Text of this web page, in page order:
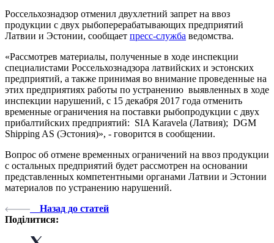
Россельхознадзор отменил двухлетний запрет на ввоз
продукции с двух рыбоперерабатывающих предприятий
Латвии и Эстонии, сообщает пресс-служба ведомства.
«Рассмотрев материалы, полученные в ходе инспекции
специалистами Россельхознадзора латвийских и эстонских
предприятий, а также принимая во внимание проведенные на
этих предприятиях работы по устранению выявленных в ходе
инспекции нарушений, с 15 декабря 2017 года отменить
временные ограничения на поставки рыбопродукции с двух
прибалтийских предприятий: SIA Karavela (Латвия); DGM
Shipping AS (Эстония)», - говорится в сообщении.
Вопрос об отмене временных ограничений на ввоз продукции
с остальных предприятий будет рассмотрен на основании
представленных компетентными органами Латвии и Эстонии
материалов по устранению нарушений.
Назад до статей
Поділитися: